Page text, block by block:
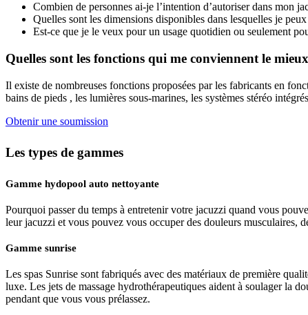
Combien de personnes ai-je l’intention d’autoriser dans mon
Quelles sont les dimensions disponibles dans lesquelles je
Est-ce que je le veux pour un usage quotidien ou seulement
Quelles sont les fonctions qui me conviennent le
Il existe de nombreuses fonctions proposées par les fabricants en
bains de pieds , les lumières sous-marines, les systèmes stéréo
Obtenir une soumission
Les types de gammes
Gamme hydopool auto nettoyante
Pourquoi passer du temps à entretenir votre jacuzzi quand vous
leur jacuzzi et vous pouvez vous occuper des douleurs musculaires,
Gamme sunrise
Les spas Sunrise sont fabriqués avec des matériaux de première
luxe. Les jets de massage hydrothérapeutiques aident à soulager la
pendant que vous vous prélassez.